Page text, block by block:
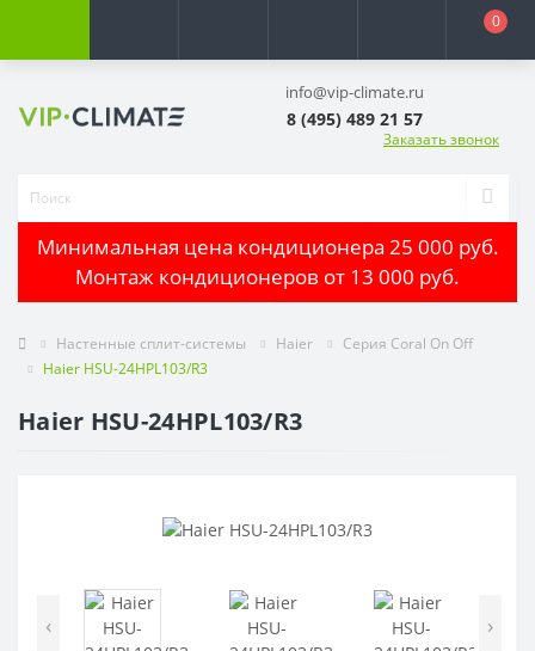
0
info@vip-climate.ru
8 (495) 489 21 57
Заказать звонок
Минимальная цена кондиционера 25 000 руб.
Монтаж кондиционеров от 13 000 руб.
Настенные сплит-системы Haier
Серия Coral On Off
Haier HSU-24HPL103/R3
Haier HSU-24HPL103/R3
‹ ›